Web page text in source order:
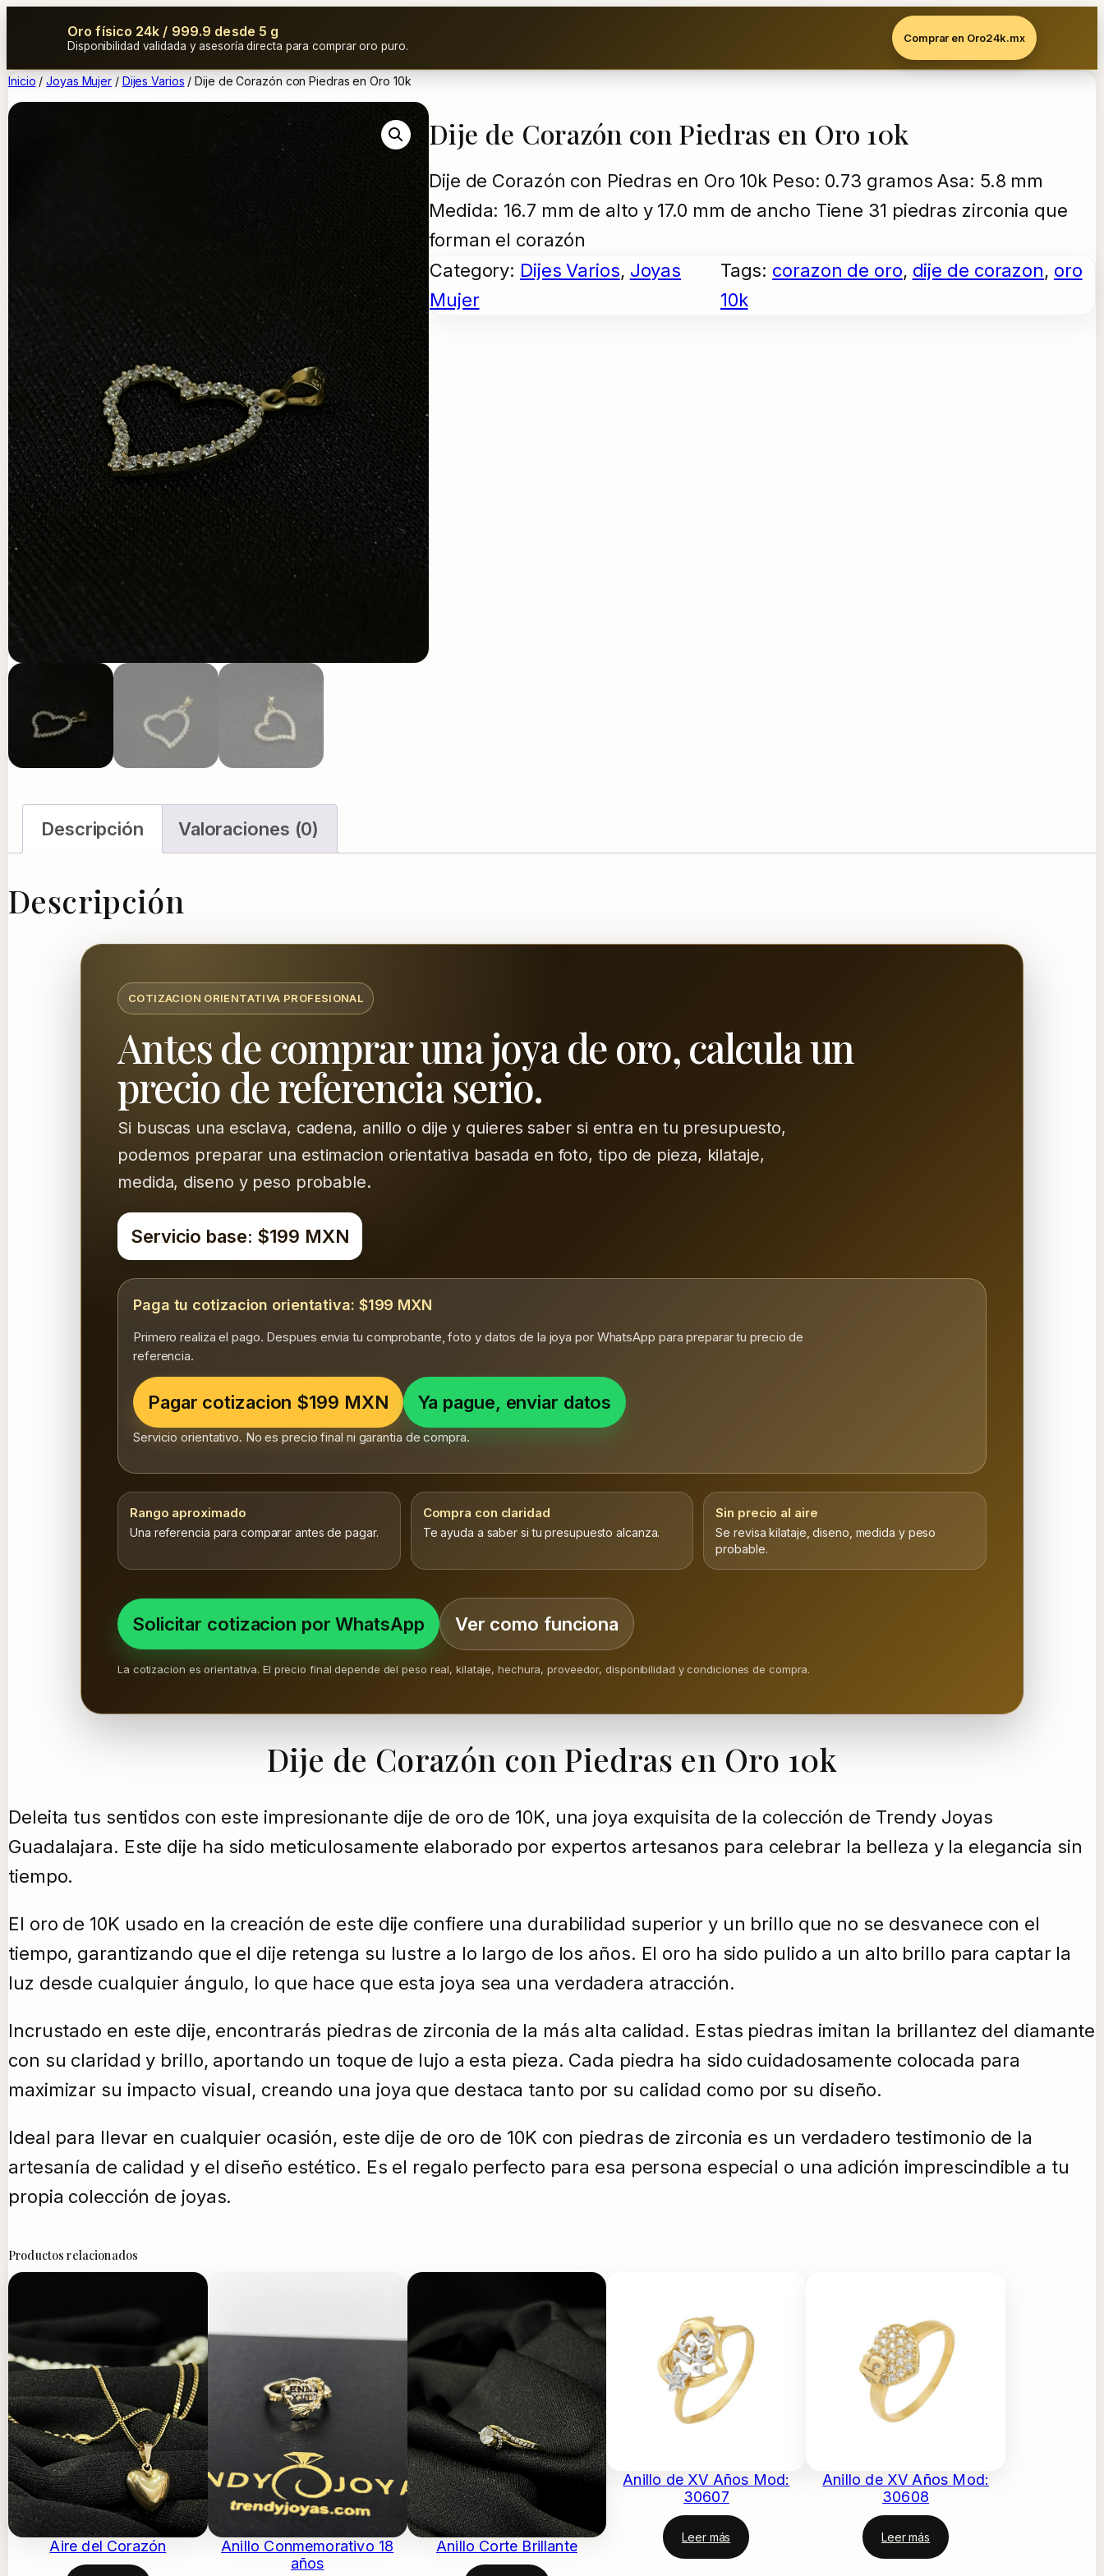
Oro físico 24k / 999.9 desde 5 g
Disponibilidad validada y asesoría directa para comprar oro puro.
Comprar en Oro24k.mx
Inicio /Joyas Mujer / Dijes Varios / Dije de Corazón con Piedras en Oro 10k
Dije de Corazón con Piedras en Oro 10k
Dije de Corazón con Piedras en Oro 10k Peso: 0.73 gramos Asa: 5.8 mm
Medida: 16.7 mm de alto y 17.0 mm de ancho Tiene 31 piedras zirconia que
forman el corazón
Category: Dijes Varios, Joyas
Mujer
Tags: corazon de oro, dije de corazon, oro
10k
Descripción Valoraciones (0)
Descripción
COTIZACION ORIENTATIVA PROFESIONAL
Antes de comprar una joya de oro, calcula un
precio de referencia serio.
Si buscas una esclava, cadena, anillo o dije y quieres saber si entra en tu presupuesto,
podemos preparar una estimacion orientativa basada en foto, tipo de pieza, kilataje,
medida, diseno y peso probable.
Servicio base: $199 MXN
Paga tu cotizacion orientativa: $199 MXN
Primero realiza el pago. Despues envia tu comprobante, foto y datos de la joya por WhatsApp para preparar tu precio de
referencia.
Pagar cotizacion $199 MXN Ya pague, enviar datos
Servicio orientativo. No es precio final ni garantia de compra.
Rango aproximado
Una referencia para comparar antes de pagar.
Compra con claridad
Te ayuda a saber si tu presupuesto alcanza.
Sin precio al aire
Se revisa kilataje, diseno, medida y peso
probable.
Solicitar cotizacion por WhatsApp Ver como funciona
La cotizacion es orientativa. El precio final depende del peso real, kilataje, hechura, proveedor, disponibilidad y condiciones de compra.
Dije de Corazón con Piedras en Oro 10k
Deleita tus sentidos con este impresionante dije de oro de 10K, una joya exquisita de la colección de Trendy Joyas
Guadalajara. Este dije ha sido meticulosamente elaborado por expertos artesanos para celebrar la belleza y la elegancia sin
tiempo.
El oro de 10K usado en la creación de este dije confiere una durabilidad superior y un brillo que no se desvanece con el
tiempo, garantizando que el dije retenga su lustre a lo largo de los años. El oro ha sido pulido a un alto brillo para captar la
luz desde cualquier ángulo, lo que hace que esta joya sea una verdadera atracción.
Incrustado en este dije, encontrarás piedras de zirconia de la más alta calidad. Estas piedras imitan la brillantez del diamante
con su claridad y brillo, aportando un toque de lujo a esta pieza. Cada piedra ha sido cuidadosamente colocada para
maximizar su impacto visual, creando una joya que destaca tanto por su calidad como por su diseño.
Ideal para llevar en cualquier ocasión, este dije de oro de 10K con piedras de zirconia es un verdadero testimonio de la
artesanía de calidad y el diseño estético. Es el regalo perfecto para esa persona especial o una adición imprescindible a tu
propia colección de joyas.
Productos relacionados
Aire del Corazón
Anillo Conmemorativo 18
años
Anillo Corte Brillante
Anillo de XV Años Mod:
30607
Leer más
Anillo de XV Años Mod:
30608
Leer más